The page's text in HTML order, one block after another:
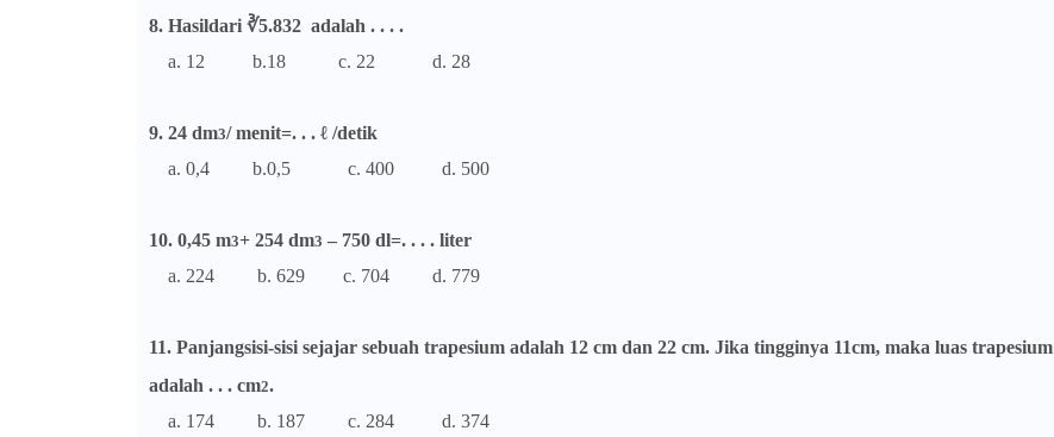
8. Hasildari ∛5.832 adalah . . . .
a. 12 b.18 c. 22 d. 28
9. 24 dm3/ menit=. . . ℓ /detik
a. 0,4 b.0,5 c. 400 d. 500
10. 0,45 m3+ 254 dm3 – 750 dl=. . . . liter
a. 224 b. 629 c. 704 d. 779
11. Panjangsisi-sisi sejajar sebuah trapesium adalah 12 cm dan 22 cm. Jika tingginya 11cm, maka luas trapesium
adalah . . . cm2.
a. 174 b. 187 c. 284 d. 374